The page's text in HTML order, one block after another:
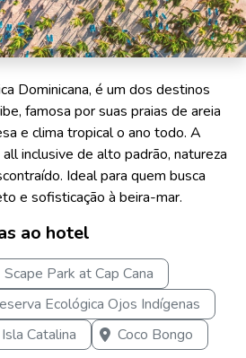
Dominicana, é um dos destinos
famosa por suas praias de areia
e clima tropical o ano todo. A
inclusive de alto padrão, natureza
Ideal para quem busca
e sofisticação à beira-mar.
ao hotel
Scape Park at Cap Cana
Ecológica Ojos Indígenas
Isla Catalina Coco Bongo